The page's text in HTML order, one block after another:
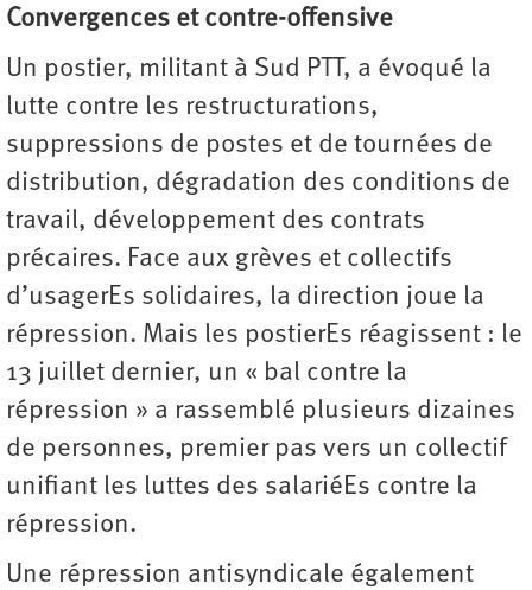
Convergences et contre-offensive
Un postier, militant à Sud PTT, a évoqué la
lutte contre les restructurations,
suppressions de postes et de tournées de
distribution, dégradation des conditions de
travail, développement des contrats
précaires. Face aux grèves et collectifs
d’usagerEs solidaires, la direction joue la
répression. Mais les postierEs réagissent : le
13 juillet dernier, un « bal contre la
répression » a rassemblé plusieurs dizaines
de personnes, premier pas vers un collectif
unifiant les luttes des salariéEs contre la
répression.
Une répression antisyndicale également